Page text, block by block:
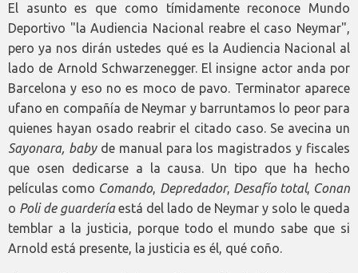
El asunto es que como tímidamente reconoce Mundo
Deportivo "la Audiencia Nacional reabre el caso Neymar",
pero ya nos dirán ustedes qué es la Audiencia Nacional al
lado de Arnold Schwarzenegger. El insigne actor anda por
Barcelona y eso no es moco de pavo. Terminator aparece
ufano en compañía de Neymar y barruntamos lo peor para
quienes hayan osado reabrir el citado caso. Se avecina un
Sayonara, babyde manual para los magistrados y fiscales
que osen dedicarse a la causa. Un tipo que ha hecho
películas como Comando, Depredador, Desafío total, Conan
o Poli de guarderíaestá del lado de Neymar y solo le queda
temblar a la justicia, porque todo el mundo sabe que si
Arnold está presente, la justicia es él, qué coño.